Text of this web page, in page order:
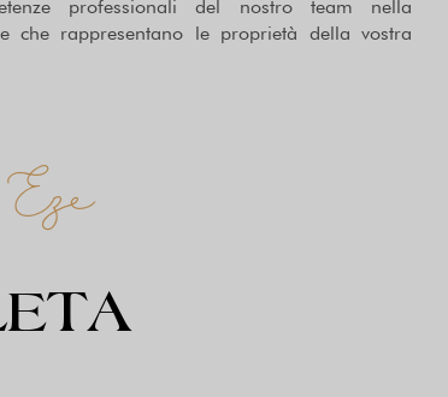
professionali del nostro team nella
che rappresentano le proprietà della vostra